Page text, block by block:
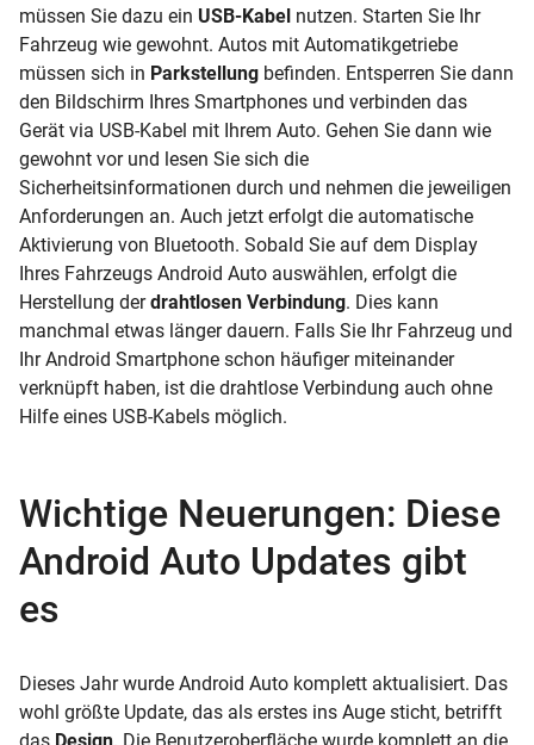
müssen Sie dazu ein USB-Kabel nutzen. Starten Sie Ihr
Fahrzeug wie gewohnt. Autos mit Automatikgetriebe
müssen sich in Parkstellung befinden. Entsperren Sie dann
den Bildschirm Ihres Smartphones und verbinden das
Gerät via USB-Kabel mit Ihrem Auto. Gehen Sie dann wie
gewohnt vor und lesen Sie sich die
Sicherheitsinformationen durch und nehmen die jeweiligen
Anforderungen an. Auch jetzt erfolgt die automatische
Aktivierung von Bluetooth. Sobald Sie auf dem Display
Ihres Fahrzeugs Android Auto auswählen, erfolgt die
Herstellung derdrahtlosen Verbindung. Dies kann
manchmal etwas länger dauern. Falls Sie Ihr Fahrzeug und
Ihr Android Smartphone schon häufiger miteinander
verknüpft haben, ist die drahtlose Verbindung auch ohne
Hilfe eines USB-Kabels möglich.
Wichtige Neuerungen: Diese
Android Auto Updates gibt
es
Dieses Jahr wurde Android Auto komplett aktualisiert. Das
wohl größte Update, das als erstes ins Auge sticht, betrifft
das Design. Die Benutzeroberfläche wurde komplett an die